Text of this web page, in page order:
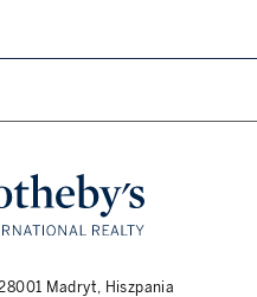
Madryt, Hiszpania